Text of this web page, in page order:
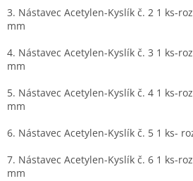
3. Nástavec Acetylen-Kyslík č. 2 1 ks-
mm
4. Nástavec Acetylen-Kyslík č. 3 1 ks-
mm
5. Nástavec Acetylen-Kyslík č. 4 1 ks-
mm
6. Nástavec Acetylen-Kyslík č. 5 1 ks-
7. Nástavec Acetylen-Kyslík č. 6 1 ks-
mm